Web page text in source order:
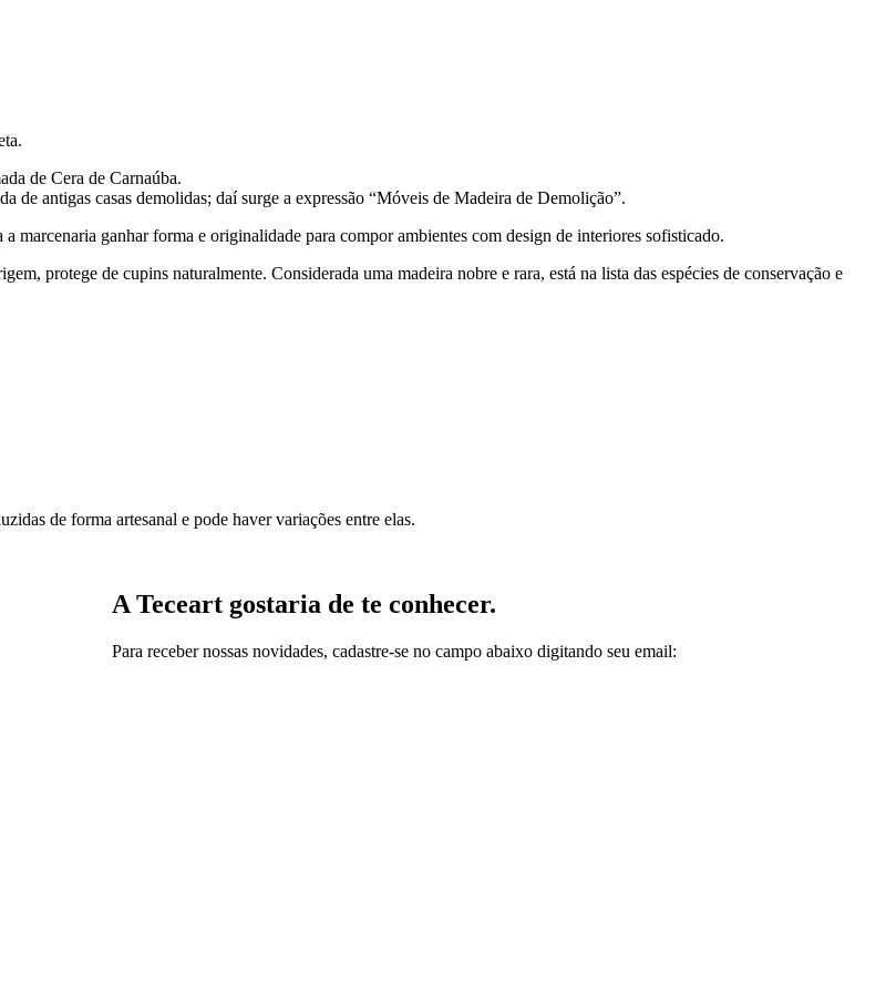
de Cera de Carnaúba.
de antigas casas demolidas; daí surge a expressão “Móveis de Madeira de Demolição”.
marcenaria ganhar forma e originalidade para compor ambientes com design de interiores sofisticado.
protege de cupins naturalmente. Considerada uma madeira nobre e rara, está na lista das espécies de conservação e
de forma artesanal e pode haver variações entre elas.
A Teceart gostaria de te conhecer.
Para receber nossas novidades, cadastre-se no campo abaixo digitando seu email: